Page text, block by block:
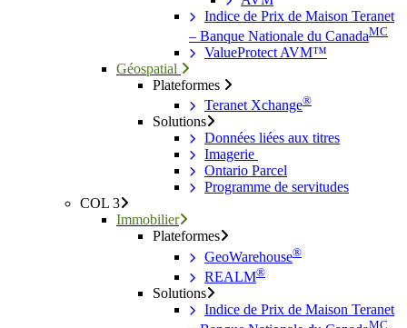
Indice de Prix de Maison Teranet
– Banque Nationale du CanadaMC
ValueProtect AVM™
Géospatial
Plateformes
Teranet Xchange®
Solutions
Données liées aux titres
Imagerie
Ontario Parcel
Programme de servitudes
COL 3
Immobilier
Plateformes
GeoWarehouse®
REALM®
Solutions
Indice de Prix de Maison Teranet
MC